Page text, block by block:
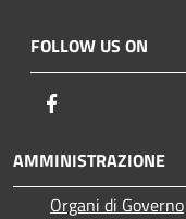
FOLLOW US ON
AMMINISTRAZIONE
Organi di Governo